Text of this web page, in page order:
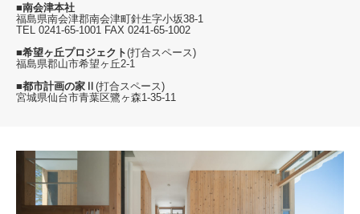
■南会津本社
福島県南会津郡南会津町針生字小坂38-1
TEL 0241-65-1001 FAX 0241-65-1002
■希望ヶ丘プロジェクト(打合スペース)
福島県郡山市希望ヶ丘2-1
■都市計画の家Ⅱ (打合スペース)
宮城県仙台市青葉区鷺ヶ森1-35-11